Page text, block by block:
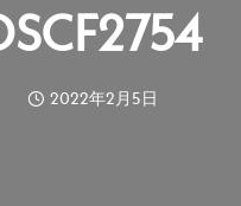
2022年2月5日